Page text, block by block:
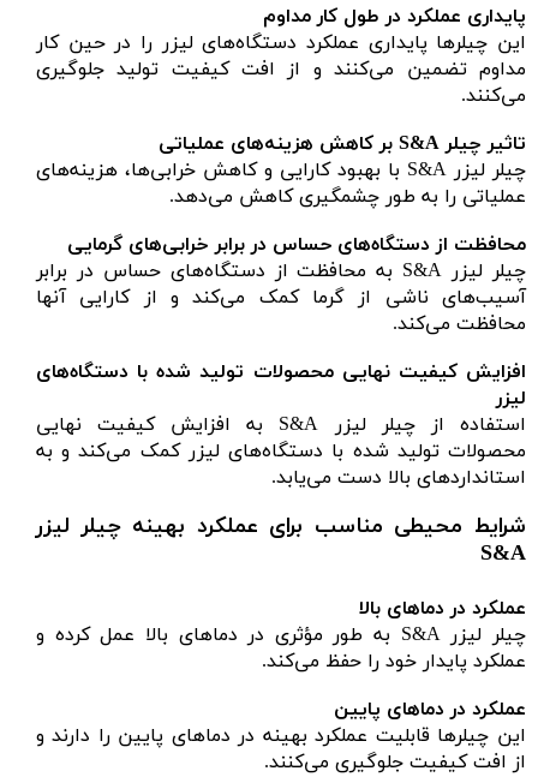
پایداری عملکرد در طول کار مداوم
این چیلرها پایداری عملکرد دستگاه‌های لیزر را در حین کار
مداوم تضمین می‌کنند و از افت کیفیت تولید جلوگیری
می‌کنند.
تاثیر چیلر S&A بر کاهش هزینه‌های عملیاتی
چیلر لیزر S&A با بهبود کارایی و کاهش خرابی‌ها، هزینه‌های
عملیاتی را به طور چشمگیری کاهش می‌دهد.
محافظت از دستگاه‌های حساس در برابر خرابی‌های گرمایی
چیلر لیزر S&A به محافظت از دستگاه‌های حساس در برابر
آسیب‌های ناشی از گرما کمک می‌کند و از کارایی آنها
محافظت می‌کند.
افزایش کیفیت نهایی محصولات تولید شده با دستگاه‌های
لیزر
استفاده از چیلر لیزر S&A به افزایش کیفیت نهایی
محصولات تولید شده با دستگاه‌های لیزر کمک می‌کند و به
استانداردهای بالا دست می‌یابد.
شرایط محیطی مناسب برای عملکرد بهینه چیلر لیزر
S&A
عملکرد در دماهای بالا
چیلر لیزر S&A به طور مؤثری در دماهای بالا عمل کرده و
عملکرد پایدار خود را حفظ می‌کند.
عملکرد در دماهای پایین
این چیلرها قابلیت عملکرد بهینه در دماهای پایین را دارند و
از افت کیفیت جلوگیری می‌کنند.